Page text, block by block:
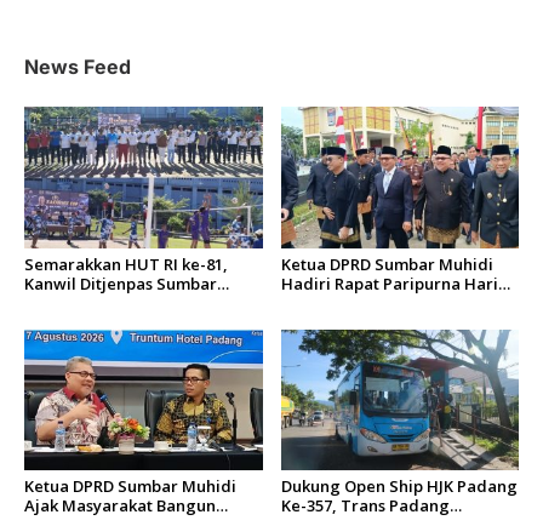
o
s
News Feed
Semarakkan HUT RI ke-81,
Kanwil Ditjenpas Sumbar
Ketua DPRD Sumbar Muhidi
Hadiri Rapat Paripurna Hari
Ketua DPRD Sumbar Muhidi
Ajak Masyarakat Bangun
Dukung Open Ship HJK Padang
Ke-357, Trans Padang